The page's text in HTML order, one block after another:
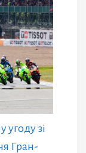
угоду зі
Гран-